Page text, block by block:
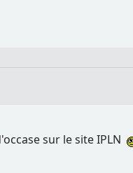
sur le site IPLN